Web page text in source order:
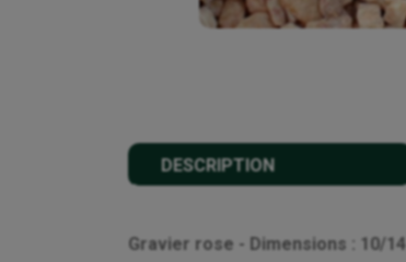
DESCRIPTION
Gravier rose - Dimensions : 10/14